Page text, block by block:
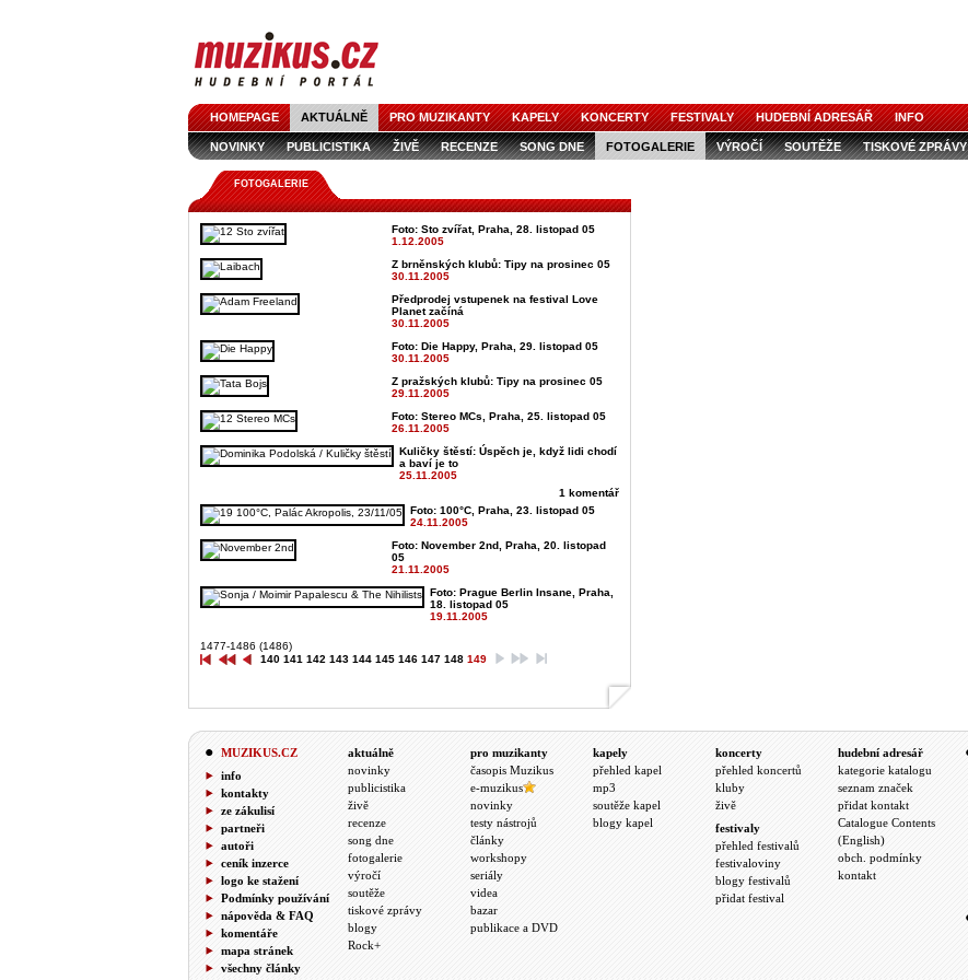
HOMEPAGE AKTUÁLNĚ PRO MUZIKANTY KAPELY KONCERTY FESTIVALY HUDEBNÍ ADRESÁŘ INFO
NOVINKY PUBLICISTIKA ŽIVĚ RECENZE SONG DNE FOTOGALERIE VÝROČÍ SOUTĚŽE TISKOVÉ ZPRÁVY
FOTOGALERIE
Foto: Sto zvířat, Praha, 28. listopad 05
1.12.2005
Z brněnských klubů: Tipy na prosinec 05
30.11.2005
Předprodej vstupenek na festival Love
Planet začíná
30.11.2005
Foto: Die Happy, Praha, 29. listopad 05
30.11.2005
Z pražských klubů: Tipy na prosinec 05
29.11.2005
Foto: Stereo MCs, Praha, 25. listopad 05
26.11.2005
Kuličky štěstí: Úspěch je, když lidi chodí
a baví je to
25.11.2005
1 komentář
Foto: 100°C, Praha, 23. listopad 05
24.11.2005
Foto: November 2nd, Praha, 20. listopad
05
21.11.2005
Foto: Prague Berlin Insane, Praha,
18. listopad 05
19.11.2005
1477-1486 (1486)
140 141 142 143 144 145 146 147 148 149
MUZIKUS.CZ
info
kontakty
ze zákulisí
partneři
autoři
ceník inzerce
logo ke stažení
Podmínky používání
nápověda & FAQ
komentáře
mapa stránek
všechny články
aktuálně
novinky
publicistika
živě
recenze
song dne
fotogalerie
výročí
soutěže
tiskové zprávy
blogy
Rock+
pro muzikanty
časopis Muzikus
e-muzikus
novinky
testy nástrojů
články
workshopy
seriály
videa
bazar
publikace a DVD
kapely
přehled kapel
mp3
soutěže kapel
blogy kapel
koncerty
přehled koncertů
kluby
živě
festivaly
přehled festivalů
festivaloviny
blogy festivalů
přidat festival
hudební adresář
kategorie katalogu
seznam značek
přidat kontakt
Catalogue Contents
(English)
obch. podmínky
kontakt